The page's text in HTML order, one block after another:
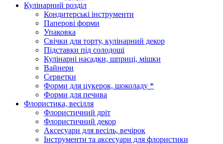
Кулінарний розділ
Кондитерські інструменти
Паперові форми
Упаковка
Свічки для торту, кулінарний декор
Підставки під солодощі
Кулінарні насадки, шприці, мішки
Вайнери
Серветки
Форми для цукерок, шоколаду *
Форми для печива
Флористика, весілля
Флористичний дріт
Флористичний декор
Аксесуари для весіль, вечірок
Інструменти та аксесуари для флористики